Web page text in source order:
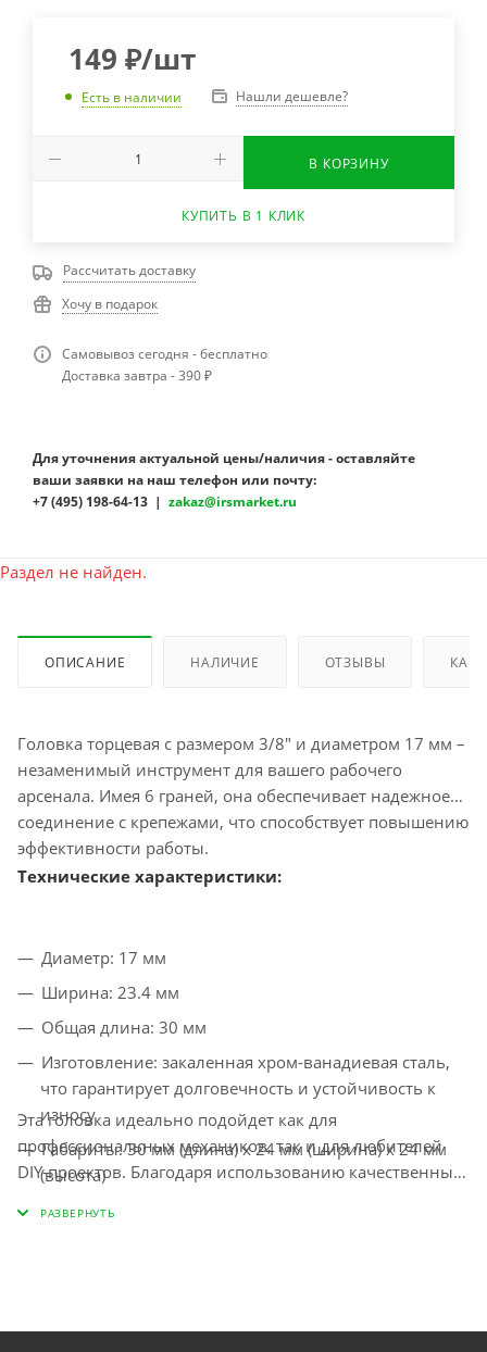
149 ₽/шт
Есть в наличии Нашли дешевле?
В КОРЗИНУ
КУПИТЬ В 1 КЛИК
Рассчитать доставку
Хочу в подарок
Самовывоз сегодня - бесплатно
Доставка завтра - 390 ₽
Для уточнения актуальной цены/наличия - оставляйте
ваши заявки на наш телефон или почту:
+7 (495) 198-64-13 | zakaz@irsmarket.ru
Раздел не найден.
ОПИСАНИЕ НАЛИЧИЕ ОТЗЫВЫ КАК
Головка торцевая с размером 3/8" и диаметром 17 мм –
незаменимый инструмент для вашего рабочего
арсенала. Имея 6 граней, она обеспечивает надежное
соединение с крепежами, что способствует повышению
эффективности работы.
Технические характеристики:
Диаметр: 17 мм
Ширина: 23.4 мм
Общая длина: 30 мм
Изготовление: закаленная хром-ванадиевая сталь,
что гарантирует долговечность и устойчивость к
износу
Габариты: 30 мм (длина) x 24 мм (ширина) x 24 мм
(высота)
Вес: 55 г
Эта головка идеально подойдет как для
профессиональных механиков, так и для любителей
DIY-проектов. Благодаря использованию качественных
легкостью выполнять задачи по монтажу и демонтажу,